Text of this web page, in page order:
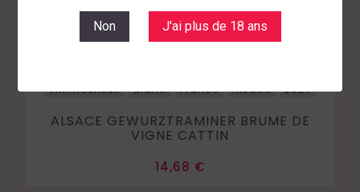
Non J'ai plus de 18 ans
Vin moelleux Blanc France Alsace 2024
ALSACE GEWURZTRAMINER BRUME DE
VIGNE CATTIN
Prix
14,68 €